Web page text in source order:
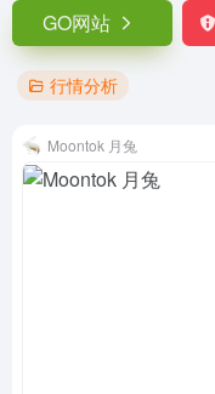
GO网站
行情分析
Moontok 月兔